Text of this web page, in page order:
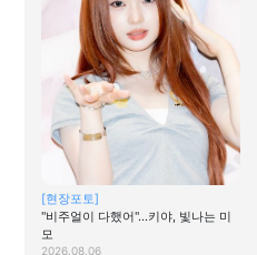
[현장포토]
"비주얼이 다했어"…키야, 빛나는 미
모
2026.08.06